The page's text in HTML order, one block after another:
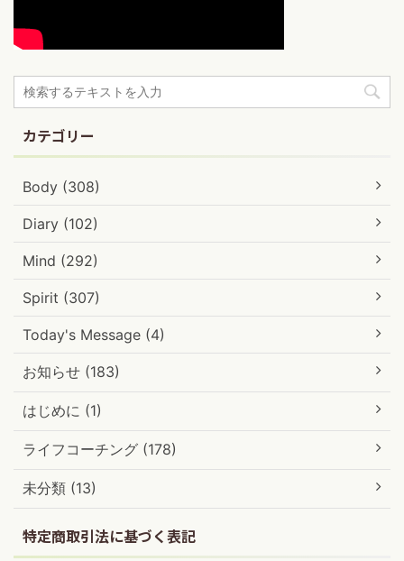
カテゴリー
Body (308)
Diary (102)
Mind (292)
Spirit (307)
Today's Message (4)
お知らせ (183)
はじめに (1)
ライフコーチング (178)
未分類 (13)
特定商取引法に基づく表記